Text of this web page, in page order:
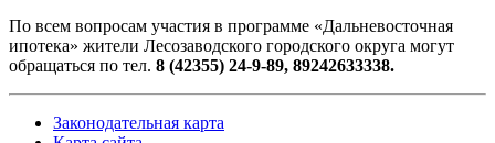
По всем вопросам участия в программе «Дальневосточная
ипотека» жители Лесозаводского городского округа могут
обращаться по тел. 8 (42355) 24-9-89, 89242633338.
Законодательная карта